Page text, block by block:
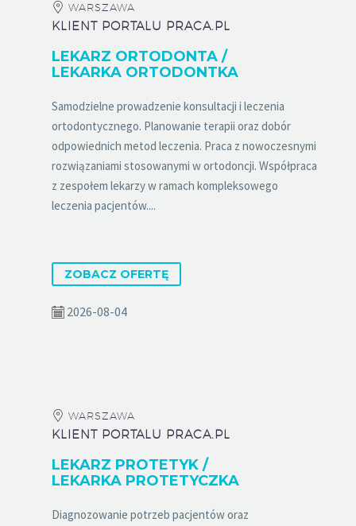
WARSZAWA
KLIENT PORTALU PRACA.PL
LEKARZ ORTODONTA /
LEKARKA ORTODONTKA
Samodzielne prowadzenie konsultacji i leczenia
ortodontycznego. Planowanie terapii oraz dobór
odpowiednich metod leczenia. Praca z nowoczesnymi
rozwiązaniami stosowanymi w ortodoncji. Współpraca
z zespołem lekarzy w ramach kompleksowego
leczenia pacjentów....
ZOBACZ OFERTĘ
2026-08-04
WARSZAWA
KLIENT PORTALU PRACA.PL
LEKARZ PROTETYK /
LEKARKA PROTETYCZKA
Diagnozowanie potrzeb pacjentów oraz